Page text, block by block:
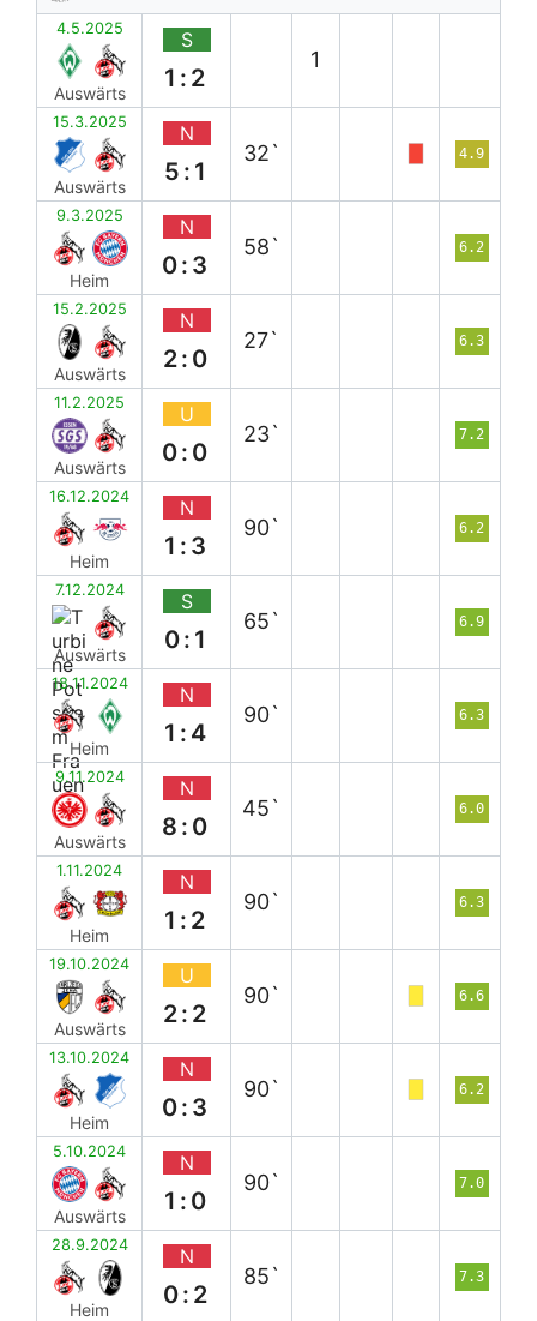
4.5.2025
Auswärts
S
1:2
1
15.3.2025
Auswärts
N
5:1
32` 4.9
9.3.2025
Heim
N
0:3
58` 6.2
15.2.2025
Auswärts
N
2:0
27` 6.3
11.2.2025
Auswärts
U
0:0
23` 7.2
16.12.2024
Heim
N
1:3
90` 6.2
7.12.2024
Auswärts
S
0:1
65` 6.9
18.11.2024
Heim
N
1:4
90` 6.3
9.11.2024
Auswärts
N
8:0
45` 6.0
1.11.2024
Heim
N
1:2
90` 6.3
19.10.2024
Auswärts
U
2:2
90` 6.6
13.10.2024
Heim
N
0:3
90` 6.2
5.10.2024
Auswärts
N
1:0
90` 7.0
28.9.2024
Heim
N
0:2
85` 7.3